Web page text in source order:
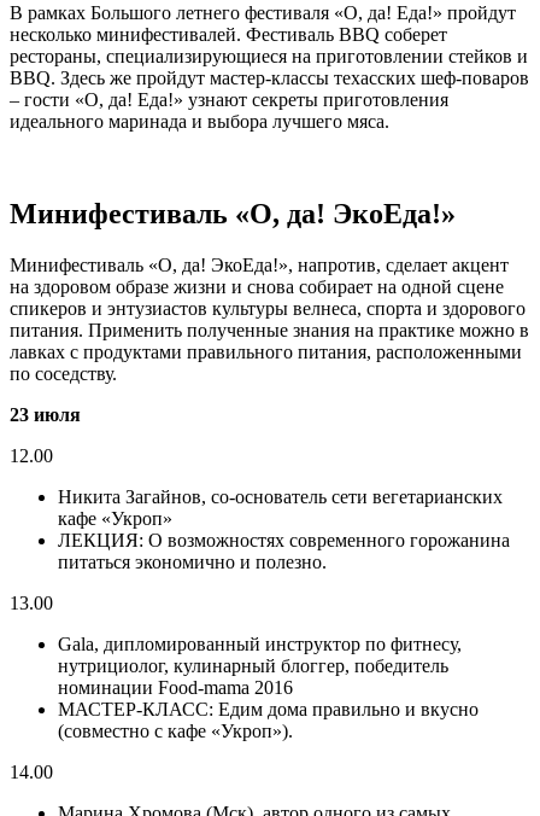
В рамках Большого летнего фестиваля «О, да! Еда!» пройдут
несколько минифестивалей. Фестиваль BBQ соберет
рестораны, специализирующиеся на приготовлении стейков и
BBQ. Здесь же пройдут мастер-классы техасских шеф-поваров
– гости «О, да! Еда!» узнают секреты приготовления
идеального маринада и выбора лучшего мяса.
Минифестиваль «О, да! ЭкоЕда!»
Минифестиваль «О, да! ЭкоЕда!», напротив, сделает акцент
на здоровом образе жизни и снова собирает на одной сцене
спикеров и энтузиастов культуры велнеса, спорта и здорового
питания. Применить полученные знания на практике можно в
лавках с продуктами правильного питания, расположенными
по соседству.
23 июля
12.00
Никита Загайнов, со-основатель сети вегетарианских
кафе «Укроп»
ЛЕКЦИЯ: О возможностях современного горожанина
питаться экономично и полезно.
13.00
Gala, дипломированный инструктор по фитнесу,
нутрициолог, кулинарный блоггер, победитель
номинации Food-mama 2016
МАСТЕР-КЛАСС: Едим дома правильно и вкусно
(совместно с кафе «Укроп»).
14.00